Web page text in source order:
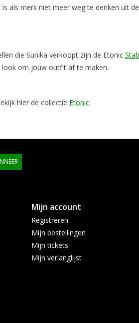
als merk niet meer weg te denken uit
die Sunika verkoopt zijn de Etonic
look om jouw outfit af te maken.
hier de collectie Etonic.
Mijn account
Registreren
Mijn bestellingen
Mijn tickets
Mijn verlanglijst